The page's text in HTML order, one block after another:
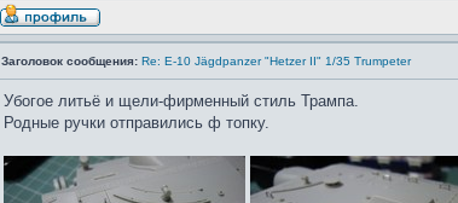
Заголовок сообщения: Re: E-10 Jägdpanzer "Hetzer II" 1/35 Trumpeter
Убогое литьё и щели-фирменный стиль Трампа.
Родные ручки отправились ф топку.